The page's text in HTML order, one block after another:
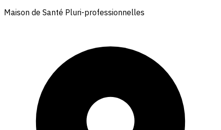
Maison de Santé Pluri-professionnelles